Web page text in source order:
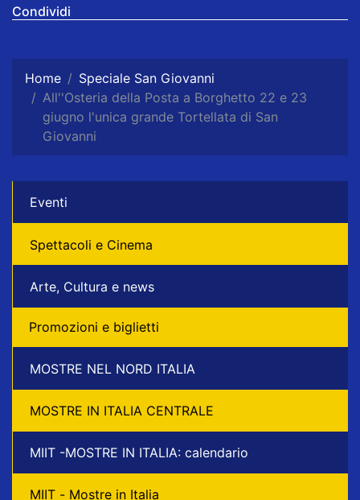
Condividi
Home
Speciale San Giovanni
All''Osteria della Posta a Borghetto 22 e 23
giugno l'unica grande Tortellata di San
Giovanni
Eventi
Spettacoli e Cinema
Arte, Cultura e news
Promozioni e biglietti
MOSTRE NEL NORD ITALIA
MOSTRE IN ITALIA CENTRALE
MIIT -MOSTRE IN ITALIA: calendario
MIIT - Mostre in Italia